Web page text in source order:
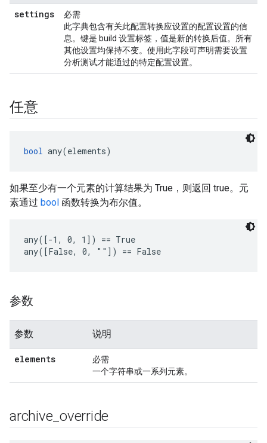
settings
必需
此字典包含有关此配置转换应设置的配置设置的信
息。键是 build 设置标签，值是新的转换后值。所有
其他设置均保持不变。使用此字段可声明需要设置
分析测试才能通过的特定配置设置。
任意
bool any(elements)
如果至少有一个元素的计算结果为 True，则返回 true。元
素通过 bool 函数转换为布尔值。
any([-1, 0, 1]) == True
any([False, 0, ""]) == False
参数
参数 说明
elements
必需
一个字符串或一系列元素。
archive _override